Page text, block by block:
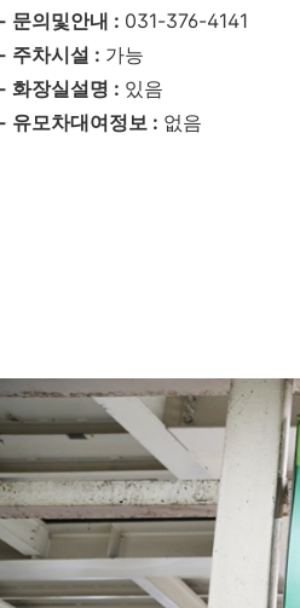
- 문의및안내 : 031-376-4141
- 주차시설 : 가능
- 화장실설명 : 있음
- 유모차대여정보 : 없음